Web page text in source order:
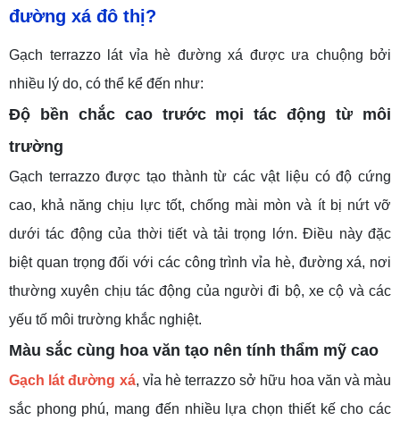
đường xáđô thị?
Gạch terrazzo lát vỉa hè đường xá được ưa chuộng bởi
nhiều lý do, có thể kể đến như:
Độ bền chắc cao trước mọi tác động từ môi
trường
Gạch terrazzo được tạo thành từ các vật liệu có độ cứng
cao, khả năng chịu lực tốt, chống mài mòn và ít bị nứt vỡ
dưới tác động của thời tiết và tải trọng lớn. Điều này đặc
biệt quan trọng đối với các công trình vỉa hè, đường xá, nơi
thường xuyên chịu tác động của người đi bộ, xe cộ và các
yếu tố môi trường khắc nghiệt.
Màu sắc cùng hoa văn tạo nên tính thẩm mỹ cao
Gạch lát đường xá, vỉa hè terrazzo sở hữu hoa văn và màu
sắc phong phú, mang đến nhiều lựa chọn thiết kế cho các